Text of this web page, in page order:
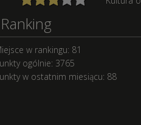
Ranking
w rankingu: 81
ogólnie: 3765
w ostatnim miesiącu: 88